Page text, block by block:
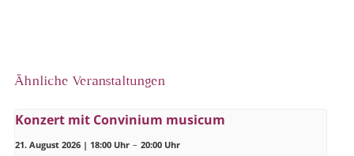
Ähnliche Veranstaltungen
Konzert mit Convinium musicum
21. August 2026 | 18:00 Uhr – 20:00 Uhr